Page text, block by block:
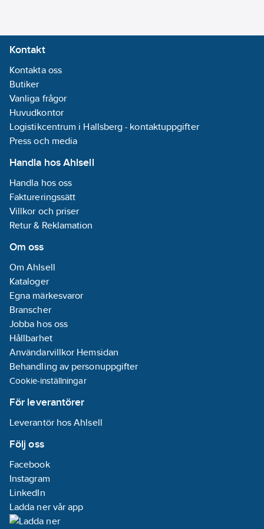
Kontakt
Kontakta oss
Butiker
Vanliga frågor
Huvudkontor
Logistikcentrum i Hallsberg - kontaktuppgifter
Press och media
Handla hos Ahlsell
Handla hos oss
Faktureringssätt
Villkor och priser
Retur & Reklamation
Om oss
Om Ahlsell
Kataloger
Egna märkesvaror
Branscher
Jobba hos oss
Hållbarhet
Användarvillkor Hemsidan
Behandling av personuppgifter
Cookie-inställningar
För leverantörer
Leverantör hos Ahlsell
Följ oss
Facebook
Instagram
LinkedIn
Ladda ner vår app